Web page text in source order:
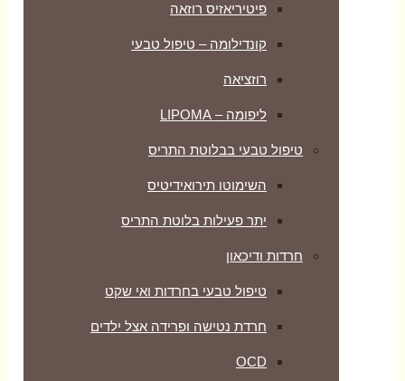
פיטיריאזיס רוזאה
קונדילומה – טיפול טבעי
רוזציאה
ליפומה – LIPOMA
טיפול טבעי בבלוטת התריס
השימוטו תירואידיטיס
יתר פעילות בלוטת התריס
חרדות ודיכאון
טיפול טבעי בחרדות ואי שקט
חרדת נטישה ופרידה אצל ילדים
OCD